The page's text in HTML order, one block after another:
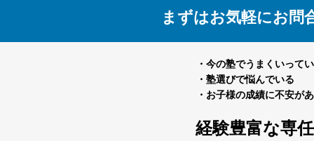
まずはお気軽にお問
・今の塾でうまくいって
・塾選びで悩んでいる
・お子様の成績に不安が
経験豊富な専